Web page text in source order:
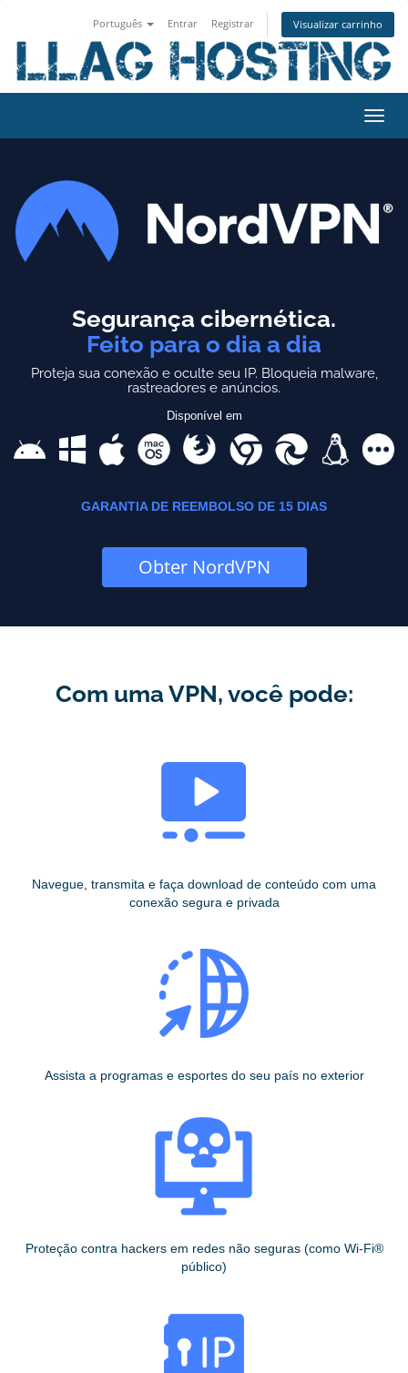
Português Entrar Registrar Visualizar carrinho
Segurança cibernética.
Feito para o dia a dia
Proteja sua conexão e oculte seu IP. Bloqueia malware,
rastreadores e anúncios.
Disponível em
GARANTIA DE REEMBOLSO DE 15 DIAS
Obter NordVPN
Com uma VPN, você pode:
Navegue, transmita e faça download de conteúdo com uma
conexão segura e privada
Assista a programas e esportes do seu país no exterior
Proteção contra hackers em redes não seguras (como Wi-Fi®
público)